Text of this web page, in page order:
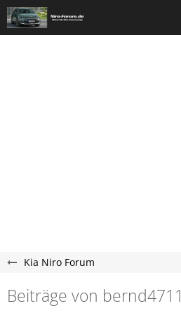
Kia Niro Forum
Beiträge von bernd4711